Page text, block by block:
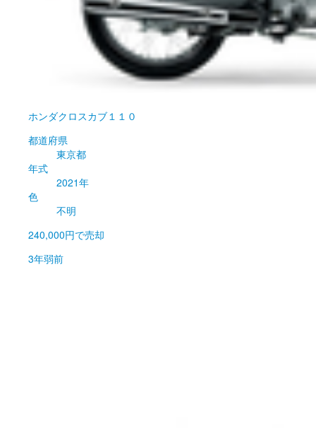
ホンダクロスカブ１１０
都道府県
東京都
年式
2021年
色
不明
240,000円で売却
3年弱前